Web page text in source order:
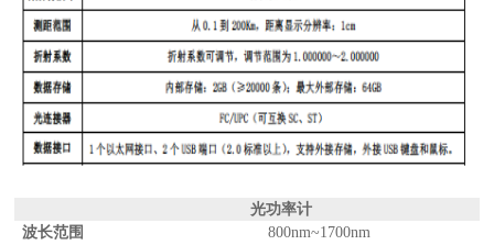
光功率计
波长范围
800nm~1700nm